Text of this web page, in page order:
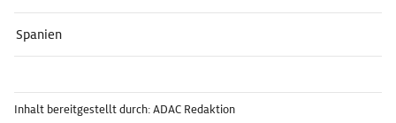
Spanien
Inhalt bereitgestellt durch: ADAC Redaktion